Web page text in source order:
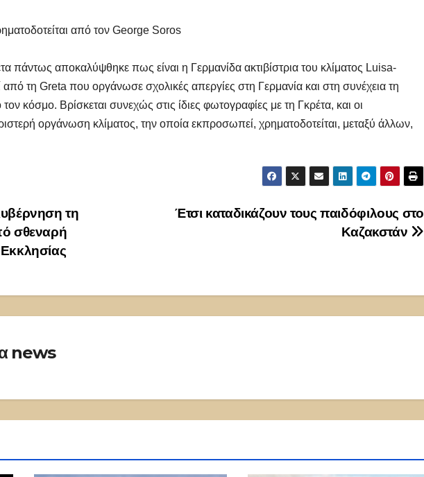
από τον George Soros
πάντως αποκαλύψθηκε πως είναι η Γερμανίδα ακτιβίστρια του κλίματος Luisa-
τη Greta που οργάνωσε σχολικές απεργίες στη Γερμανία και στη συνέχεια τη
κόσμο. Βρίσκεται συνεχώς στις ίδιες φωτογραφίες με τη Γκρέτα, και οι
οργάνωση κλίματος, την οποία εκπροσωπεί, χρηματοδοτείται, μεταξύ άλλων,
Έτσι καταδικάζουν τους παιδόφιλους στο
Καζακστάν
τη
σθεναρή
news